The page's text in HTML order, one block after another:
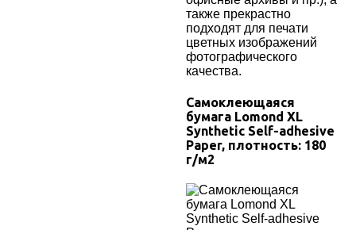
также прекрастно
подходят для печати
цветных изображений
фотографического
качества.
Самоклеющаяся
бумага Lomond XL
Synthetic Self-adhesive
Paper, плотность: 180
г/м2